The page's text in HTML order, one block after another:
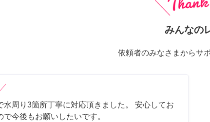
みんなの
依頼者のみなさまからサ
水周り3箇所丁寧に対応頂きました。 安心してお
で今後もお願いしたいです。